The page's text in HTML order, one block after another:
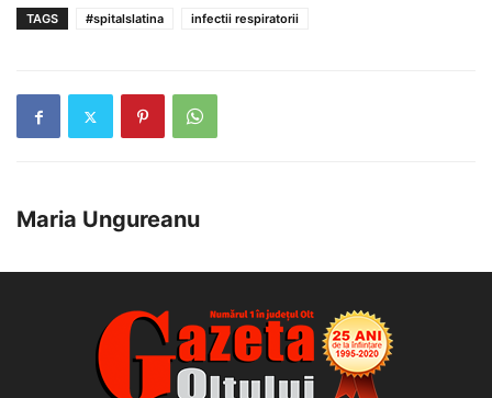
TAGS #spitalslatina infectii respiratorii
Maria Ungureanu